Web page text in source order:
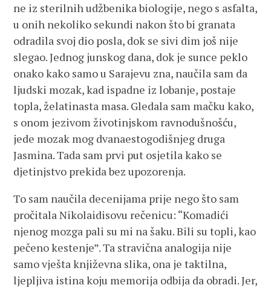
ne iz sterilnih udžbenika biologije, nego s asfalta,
u onih nekoliko sekundi nakon što bi granata
odradila svoj dio posla, dok se sivi dim još nije
slegao. Jednog junskog dana, dok je sunce peklo
onako kako samo u Sarajevu zna, naučila sam da
ljudski mozak, kad ispadne iz lobanje, postaje
topla, želatinasta masa. Gledala sam mačku kako,
s onom jezivom životinjskom ravnodušnošću,
jede mozak mog dvanaestogodišnjeg druga
Jasmina. Tada sam prvi put osjetila kako se
djetinjstvo prekida bez upozorenja.
To sam naučila decenijama prije nego što sam
pročitala Nikolaidisovu rečenicu: “Komadići
njenog mozga pali su mi na šaku. Bili su topli, kao
pečeno kestenje”. Ta stravična analogija nije
samo vješta književna slika, ona je taktilna,
ljepljiva istina koju memorija odbija da obradi. Jer,